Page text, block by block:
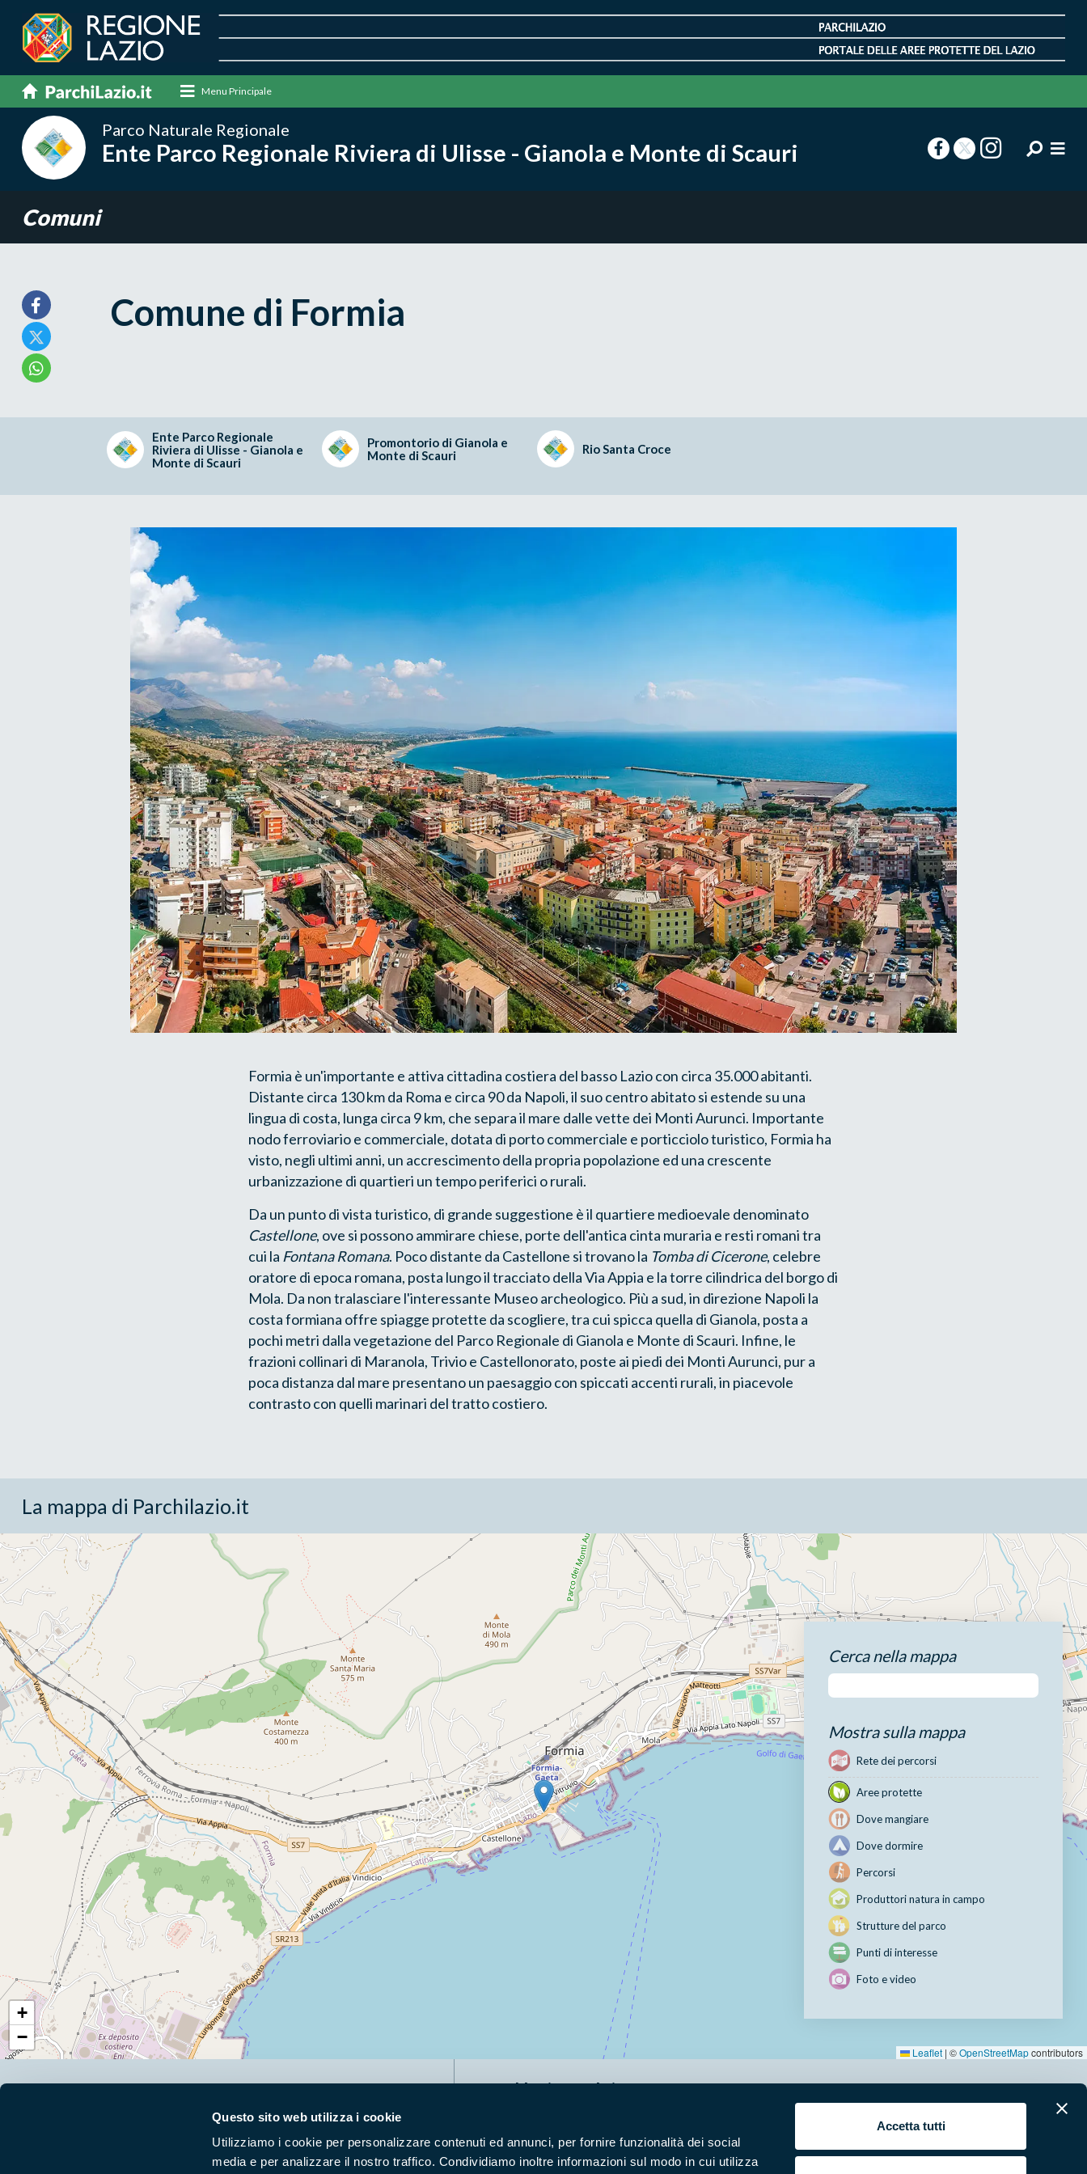
Questo sito web utilizza i cookie
Utilizziamo i cookie per personalizzare contenuti ed annunci, per fornire funzionalità dei social
media e per analizzare il nostro traffico. Condividiamo inoltre informazioni sul modo in cui utilizza
Accetta tutti
Menu Principale
Parco Naturale Regionale
Ente Parco Regionale Riviera di Ulisse - Gianola e Monte di Scauri
Comuni
Comune di Formia
Ente Parco Regionale
Riviera di Ulisse - Gianola e
Monte di Scauri
Promontorio di Gianola e
Monte di Scauri
Rio Santa Croce
Formia è un'importante e attiva cittadina costiera del basso Lazio con circa 35.000 abitanti.
Distante circa 130 km da Roma e circa 90 da Napoli, il suo centro abitato si estende su una
lingua di costa, lunga circa 9 km, che separa il mare dalle vette dei Monti Aurunci. Importante
nodo ferroviario e commerciale, dotata di porto commerciale e porticciolo turistico, Formia ha
visto, negli ultimi anni, un accrescimento della propria popolazione ed una crescente
urbanizzazione di quartieri un tempo periferici o rurali.
Da un punto di vista turistico, di grande suggestione è il quartiere medioevale denominato
Castellone, ove si possono ammirare chiese, porte dell'antica cinta muraria e resti romani tra
cui la Fontana Romana. Poco distante da Castellone si trovano la Tomba di Cicerone, celebre
oratore di epoca romana, posta lungo il tracciato della Via Appia e la torre cilindrica del borgo di
Mola. Da non tralasciare l'interessante Museo archeologico. Più a sud, in direzione Napoli la
costa formiana offre spiagge protette da scogliere, tra cui spicca quella di Gianola, posta a
pochi metri dalla vegetazione del Parco Regionale di Gianola e Monte di Scauri. Infine, le
frazioni collinari di Maranola, Trivio e Castellonorato, poste ai piedi dei Monti Aurunci, pur a
poca distanza dal mare presentano un paesaggio con spiccati accenti rurali, in piacevole
contrasto con quelli marinari del tratto costiero.
La mappa di Parchilazio.it
+
−
Leaflet | ©OpenStreetMapcontributors
Cerca nella mappa
Mostra sulla mappa
Rete dei percorsi
Aree protette
Dove mangiare
Dove dormire
Percorsi
Produttori natura in campo
Strutture del parco
Punti di interesse
Foto e video
Naviga nel sito
News e appuntamenti
Enti di gestione
Natura
Punti di interesse